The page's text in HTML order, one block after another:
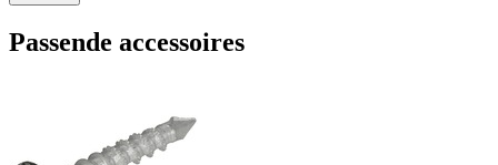
Passende accessoires